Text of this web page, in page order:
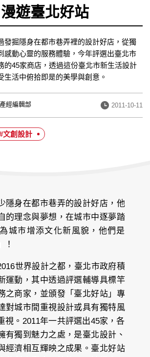
遊臺北好站
發掘隱身在都市巷弄裡的設計好店，從獨
感動心靈的服務體驗，今年評選出臺北市
的45家商店，透過這份臺北市新生活設計
生活中俯拾即是的美學與創意。
經編輯部
發
布
2011-10-11
文創設計
隱身在都市巷弄的設計好店，他
的理念與夢想，在城市中逐夢踏
城市增添文化新風貌，他們是
！
世界設計之都，臺北市政府積
運動，其中透過評選輔導具標竿
之商家，並頒發「臺北好站」專
對城市間重視設計或具有獨特風
視。2011年一共評選出45家，各
有獨到魅力之處，是臺北設計、
經濟相互輝映之成果。臺北好站